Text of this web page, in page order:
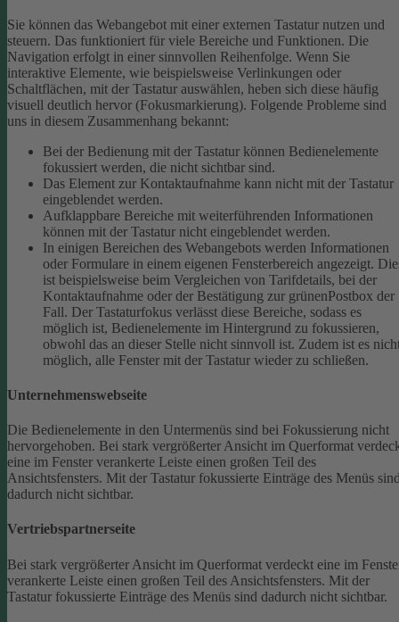
Sie können das Webangebot mit einer externen Tastatur nutzen und
steuern. Das funktioniert für viele Bereiche und Funktionen. Die
Navigation erfolgt in einer sinnvollen Reihenfolge. Wenn Sie
interaktive Elemente, wie beispielsweise Verlinkungen oder
Schaltflächen, mit der Tastatur auswählen, heben sich diese häufig
visuell deutlich hervor (Fokusmarkierung). Folgende Probleme sind
uns in diesem Zusammenhang bekannt:
Bei der Bedienung mit der Tastatur können Bedienelemente
fokussiert werden, die nicht sichtbar sind.
Das Element zur Kontaktaufnahme kann nicht mit der Tastatur
eingeblendet werden.
Aufklappbare Bereiche mit weiterführenden Informationen
können mit der Tastatur nicht eingeblendet werden.
In einigen Bereichen des Webangebots werden Informationen
oder Formulare in einem eigenen Fensterbereich angezeigt.
ist beispielsweise beim Vergleichen von Tarifdetails, bei der
Kontaktaufnahme oder der Bestätigung zur grünenPostbox der
Fall. Der Tastaturfokus verlässt diese Bereiche, sodass es
möglich ist, Bedienelemente im Hintergrund zu fokussieren,
obwohl das an dieser Stelle nicht sinnvoll ist. Zudem ist es
möglich, alle Fenster mit der Tastatur wieder zu schließen.
Unternehmenswebseite
Die Bedienelemente in den Untermenüs sind bei Fokussierung nicht
hervorgehoben. Bei stark vergrößerter Ansicht im Querformat
eine im Fenster verankerte Leiste einen großen Teil des
Ansichtsfensters. Mit der Tastatur fokussierte Einträge des Menüs
dadurch nicht sichtbar.
Vertriebspartnerseite
Bei stark vergrößerter Ansicht im Querformat verdeckt eine im
verankerte Leiste einen großen Teil des Ansichtsfensters. Mit der
Tastatur fokussierte Einträge des Menüs sind dadurch nicht sichtbar.